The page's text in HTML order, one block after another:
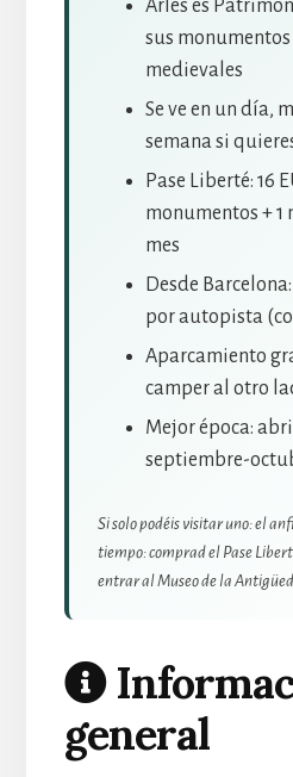
Arlés es
sus
medievales
Se ve en un día,
semana si
Pase Liberté: 16
monumentos + 1
mes
Desde
por autopista
Aparcamiento
camper al otro
Mejor época:
septiembre-
Si solo podéis visitar uno: el
tiempo: comprad el Pase
entrar al Museo de la
general